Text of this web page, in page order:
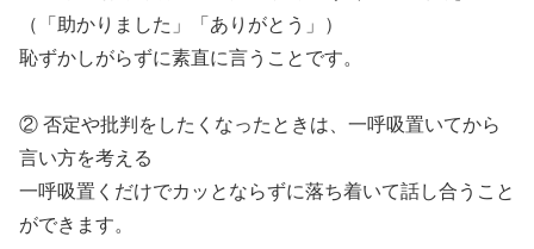
（「助かりました」「ありがとう」）
恥ずかしがらずに素直に言うことです。
② 否定や批判をしたくなったときは、一呼吸置いてから
言い方を考える
一呼吸置くだけでカッとならずに落ち着いて話し合うこと
ができます。